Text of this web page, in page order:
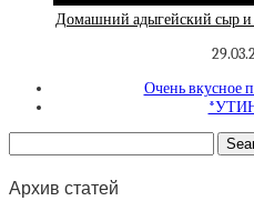
Домашний адыгейский сыр
Очень вкусное
Архив статей